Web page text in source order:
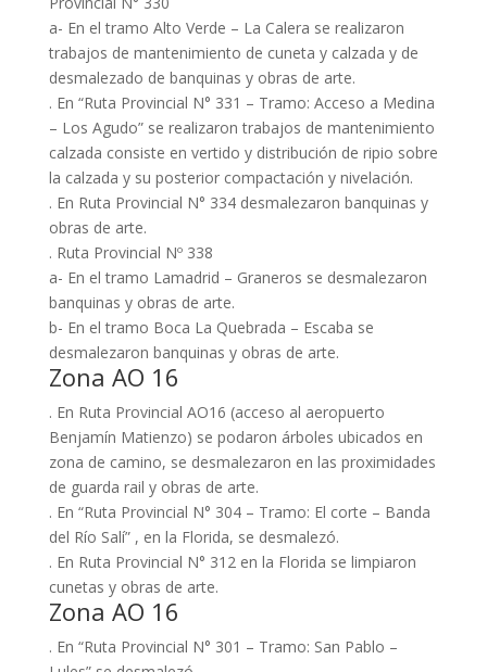
a- En el tramo Alto Verde – La Calera se realizaron
trabajos de mantenimiento de cuneta y calzada y de
desmalezado de banquinas y obras de arte.
. En “Ruta Provincial N° 331 – Tramo: Acceso a Medina
– Los Agudo” se realizaron trabajos de mantenimiento
calzada consiste en vertido y distribución de ripio sobre
la calzada y su posterior compactación y nivelación.
. En Ruta Provincial N° 334 desmalezaron banquinas y
obras de arte.
. Ruta Provincial Nº 338
a- En el tramo Lamadrid – Graneros se desmalezaron
banquinas y obras de arte.
b- En el tramo Boca La Quebrada – Escaba se
desmalezaron banquinas y obras de arte.
Zona AO 16
. En Ruta Provincial AO16 (acceso al aeropuerto
Benjamín Matienzo) se podaron árboles ubicados en
zona de camino, se desmalezaron en las proximidades
de guarda rail y obras de arte.
. En “Ruta Provincial N° 304 – Tramo: El corte – Banda
del Río Salí” , en la Florida, se desmalezó.
. En Ruta Provincial N° 312 en la Florida se limpiaron
cunetas y obras de arte.
Zona AO 16
. En “Ruta Provincial N° 301 – Tramo: San Pablo –